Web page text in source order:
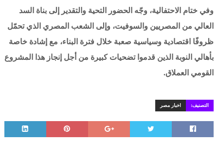
وفي ختام الاحتفالية، وجّه الحضور التحية والتقدير إلى بناة السد
العالي من المصريين والسوفيت، وإلى الشعب المصري الذي تحمّل
ظروفًا اقتصادية وسياسية صعبة خلال فترة البناء، مع إشادة خاصة
بأهالي النوبة الذين قدموا تضحيات كبيرة من أجل إنجاز هذا المشروع
القومي العملاق.
التصنيف: اخبار مصر